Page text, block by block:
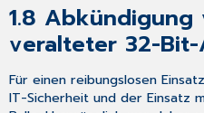
der
EBM-
Stammdaten
Allgemeine
Neuheiten
1.8 Abkündigung
veralteter 32-
Für einen reibungslosen
IT-Sicherheit und der Einsatz